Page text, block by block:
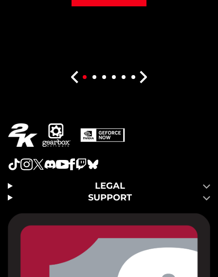
LEGAL
SUPPORT